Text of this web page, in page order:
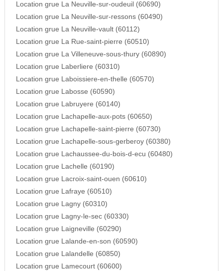
Location grue La Neuville-sur-oudeuil (60690)
Location grue La Neuville-sur-ressons (60490)
Location grue La Neuville-vault (60112)
Location grue La Rue-saint-pierre (60510)
Location grue La Villeneuve-sous-thury (60890)
Location grue Laberliere (60310)
Location grue Laboissiere-en-thelle (60570)
Location grue Labosse (60590)
Location grue Labruyere (60140)
Location grue Lachapelle-aux-pots (60650)
Location grue Lachapelle-saint-pierre (60730)
Location grue Lachapelle-sous-gerberoy (60380)
Location grue Lachaussee-du-bois-d-ecu (60480)
Location grue Lachelle (60190)
Location grue Lacroix-saint-ouen (60610)
Location grue Lafraye (60510)
Location grue Lagny (60310)
Location grue Lagny-le-sec (60330)
Location grue Laigneville (60290)
Location grue Lalande-en-son (60590)
Location grue Lalandelle (60850)
Location grue Lamecourt (60600)